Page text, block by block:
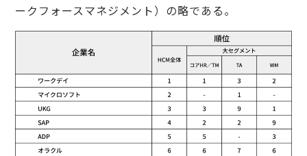
ークフォースマネジメント）の略である。